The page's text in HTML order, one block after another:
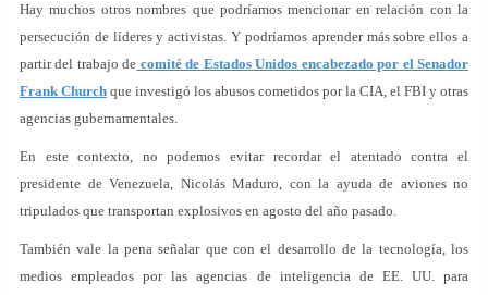
Hay muchos otros nombres que podríamos mencionar en relación con la
persecución de líderes y activistas. Y podríamos aprender más sobre ellos a
partir del trabajo de comité de Estados Unidos encabezado por el Senador
Frank Church que investigó los abusos cometidos por la CIA, el FBI y otras
agencias gubernamentales.
En este contexto, no podemos evitar recordar el atentado contra el
presidente de Venezuela, Nicolás Maduro, con la ayuda de aviones no
tripulados que transportan explosivos en agosto del año pasado.
También vale la pena señalar que con el desarrollo de la tecnología, los
medios empleados por las agencias de inteligencia de EE. UU. para